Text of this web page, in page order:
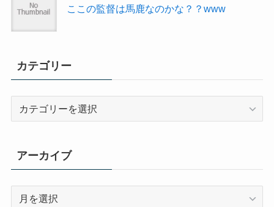
ここの監督は馬鹿なのかな？？www
カテゴリー
ー
アーカイブ